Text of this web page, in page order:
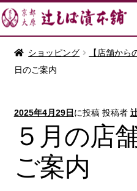
ショッピング 【店舗から
日のご案内
2025年4月29日 に投稿 投稿者
５月の店
ご案内